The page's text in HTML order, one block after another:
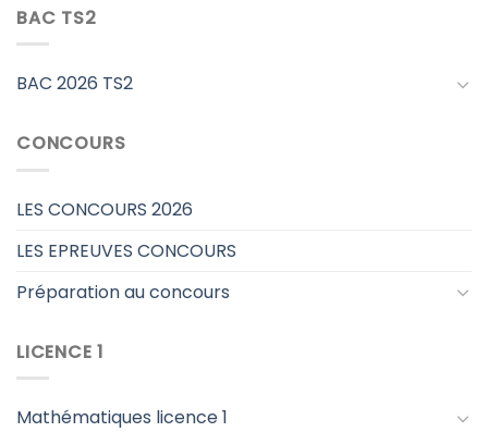
BAC TS2
BAC 2026 TS2
CONCOURS
LES CONCOURS 2026
LES EPREUVES CONCOURS
Préparation au concours
LICENCE 1
Mathématiques licence 1